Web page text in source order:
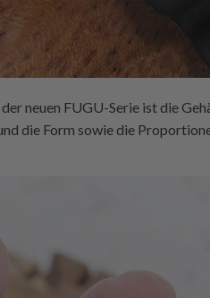
neuen FUGU-Serie ist die
die Form sowie die